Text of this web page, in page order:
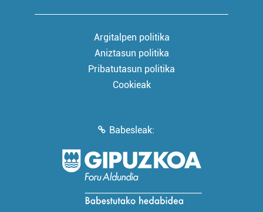
Argitalpen politika
Aniztasun politika
Pribatutasun politika
Cookieak
Babesleak: